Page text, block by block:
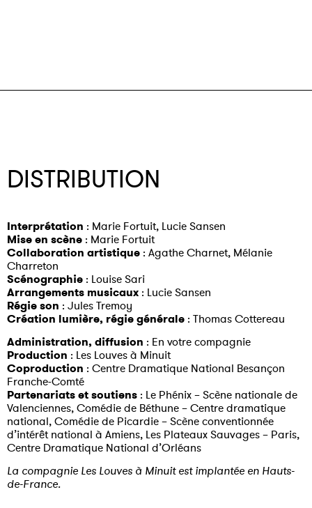
DISTRIBUTION
Interprétation : Marie Fortuit, Lucie Sansen
Mise en scène : Marie Fortuit
Collaboration artistique : Agathe Charnet, Mélanie
Charreton
Scénographie : Louise Sari
Arrangements musicaux : Lucie Sansen
Régie son : Jules Tremoy
Création lumière, régie générale : Thomas Cottereau
Administration, diffusion : En votre compagnie
Production : Les Louves à Minuit
Coproduction : Centre Dramatique National Besançon
Franche-Comté
Partenariats et soutiens : Le Phénix – Scène nationale de
Valenciennes, Comédie de Béthune – Centre dramatique
national, Comédie de Picardie – Scène conventionnée
d’intérêt national à Amiens, Les Plateaux Sauvages – Paris,
Centre Dramatique National d’Orléans
La compagnie Les Louves à Minuit est implantée en Hauts-
de-France.